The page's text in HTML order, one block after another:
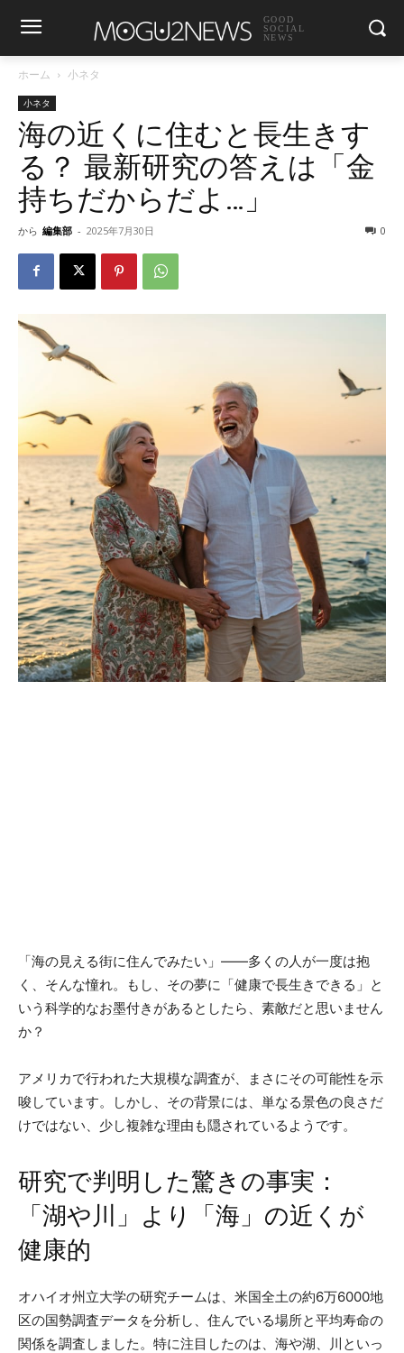
GOOD
SOCIAL
NEWS
ホーム 小ネタ
小ネタ
海の近くに住むと長生きす
る？ 最新研究の答えは「金
持ちだからだよ…」
から 編集部 - 2025年7月30日 0
「海の見える街に住んでみたい」――多くの人が一度は抱
く、そんな憧れ。もし、その夢に「健康で長生きできる」と
いう科学的なお墨付きがあるとしたら、素敵だと思いません
か？
アメリカで行われた大規模な調査が、まさにその可能性を示
唆しています。しかし、その背景には、単なる景色の良さだ
けではない、少し複雑な理由も隠されているようです。
研究で判明した驚きの事実：
「湖や川」より「海」の近くが
健康的
オハイオ州立大学の研究チームは、米国全土の約6万6000地
区の国勢調査データを分析し、住んでいる場所と平均寿命の
関係を調査しました。特に注目したのは、海や湖、川といっ